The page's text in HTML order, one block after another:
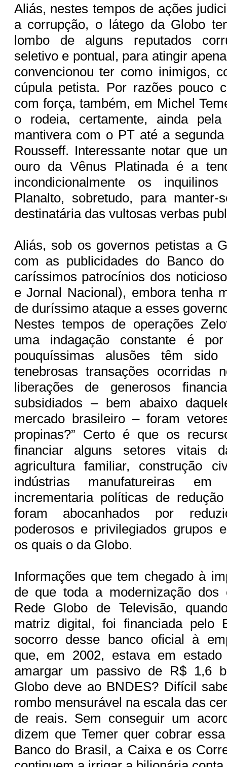
Aliás, nestes tempos de ações
a corrupção, o látego da Globo
lombo de alguns reputados
seletivo e pontual, para atingir
convencionou ter como inimigos,
cúpula petista. Por razões pouco
com força, também, em Michel
o rodeia, certamente, ainda
mantivera com o PT até a
Rousseff. Interessante notar que
ouro da Vênus Platinada é a
incondicionalmente os
Planalto, sobretudo, para manter-
destinatária das vultosas verbas
Aliás, sob os governos petistas a
com as publicidades do Banco
caríssimos patrocínios dos
e Jornal Nacional), embora tenha
de duríssimo ataque a esses
Nestes tempos de operações
uma indagação constante é
pouquíssimas alusões têm
tenebrosas transações ocorridas
liberações de generosos
subsidiados – bem abaixo
mercado brasileiro – foram
propinas?” Certo é que os
financiar alguns setores vitais
agricultura familiar, construção
indústrias manufatureiras
incrementaria políticas de
foram abocanhados por
poderosos e privilegiados grupos
os quais o da Globo.
Informações que tem chegado à
de que toda a modernização dos
Rede Globo de Televisão,
matriz digital, foi financiada pelo
socorro desse banco oficial à
que, em 2002, estava em estado
amargar um passivo de R$ 1,6
Globo deve ao BNDES? Difícil
rombo mensurável na escala das
de reais. Sem conseguir um
dizem que Temer quer cobrar
Banco do Brasil, a Caixa e os